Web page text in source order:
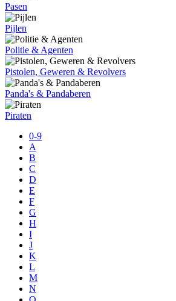
Pasen
Pijlen
Politie & Agenten
Pistolen, Geweren & Revolvers
Panda's & Pandaberen
Piraten
0-9
A
B
C
D
E
F
G
H
I
J
K
L
M
N